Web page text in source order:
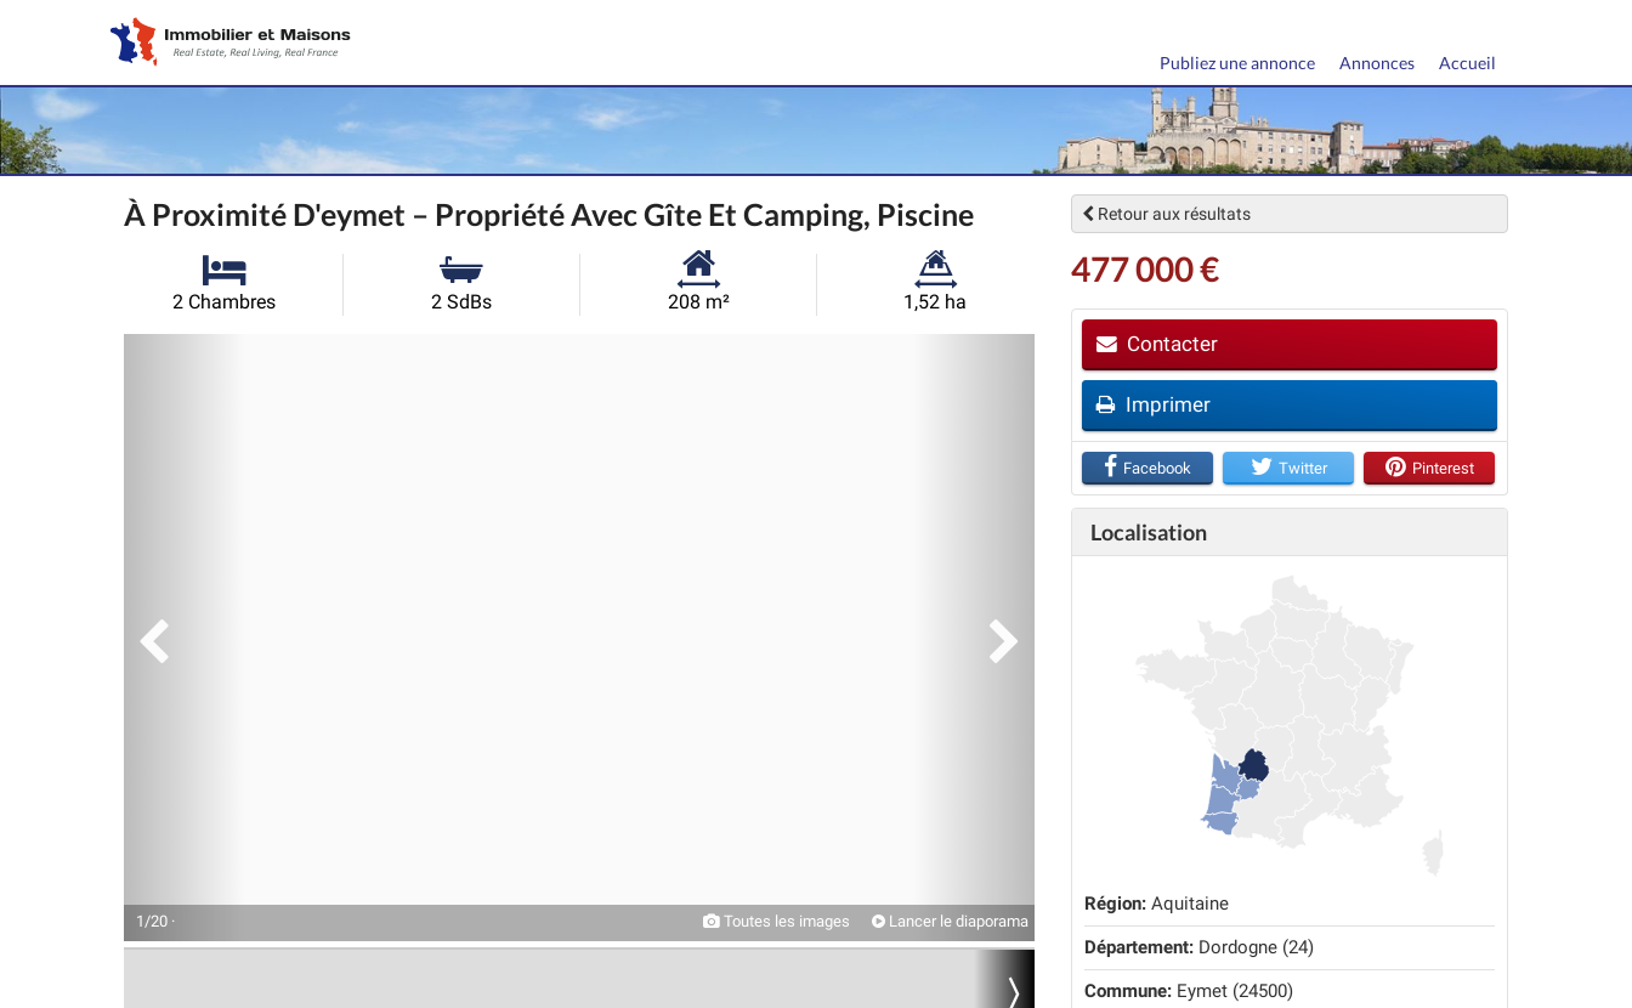
Accueil
Annonces
Publiez une annonce
À Proximité D'eymet – Propriété Avec Gîte Et Camping, Piscine
2 Chambres 2 SdBs
Surface
208 m²
Superficie
1,52 ha
Suivant
1/20 · Toutes les images Lancer le diaporama
Retour aux résultats
477 000 €
Contacter
Imprimer
Facebook Twitter Pinterest
Localisation
Région: Aquitaine
Département: Dordogne (24)
Commune: Eymet (24500)